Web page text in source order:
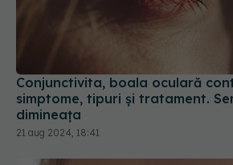
Conjunctivita, boala oculară
simptome, tipuri și tratament.
dimineața
21 aug 2024, 18:41